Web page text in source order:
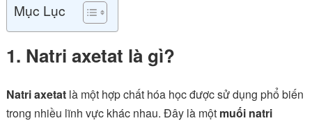
Mục Lục
1. Natri axetat là gì?
Natri axetatlà một hợp chất hóa học được sử dụng phổ biến
trong nhiều lĩnh vực khác nhau. Đây là mộtmuối natri